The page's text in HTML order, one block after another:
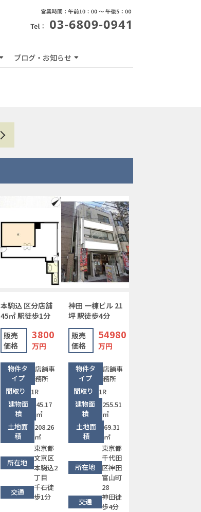
ブログ・お知らせ
本駒込 区分店舗
45㎡ 駅徒歩1分
販売
価格
3800
万円
物件タ
イプ
店舗事
務所
間取り
1R
建物面
積
45.17
㎡
土地面
積
208.26
㎡
所在地
東京都
文京区
本駒込2
丁目
交通
千石徒
歩1分
神田 一棟ビル 21
坪 駅徒歩4分
販売
価格
54980
万円
物件タ
イプ
店舗事
務所
間取り
1R
建物面
積
255.51
㎡
土地面
積
69.31
㎡
所在地
東京都
千代田
区神田
富山町
28
交通
神田徒
歩4分